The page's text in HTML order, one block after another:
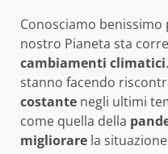
Conosciamo
nostro Pianeta sta
cambiamenti climatici
stanno facendo
costante negli ultimi
come quella della
migliorare la